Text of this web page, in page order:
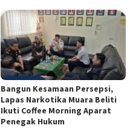
Bangun Kesamaan Persepsi,
Lapas Narkotika Muara Beliti
Ikuti Coffee Morning Aparat
Penegak Hukum